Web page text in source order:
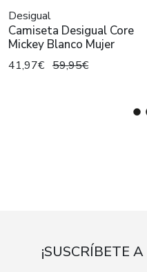
Desigual
Camiseta Desigual Core
Mickey Blanco Mujer
41,97€ 59,95€
¡SUSCRÍBETE